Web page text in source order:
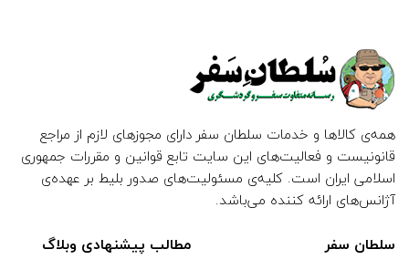
همه‌ی کالاها و خدمات سلطان سفر دارای مجوزهای لازم از مراجع
قانونیست و فعالیت‌های این سایت تابع قوانین و مقررات جمهوری
اسلامی ایران است. کلیه‌ی مسئولیت‌های صدور بلیط بر عهده‌ی
آژانس‌های ارائه کننده می‌باشد.
سلطان سفر مطالب پیشنهادی وبلاگ